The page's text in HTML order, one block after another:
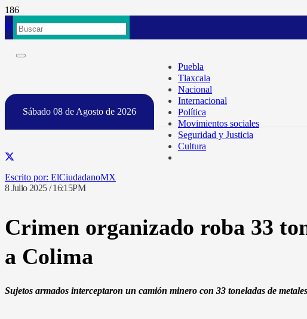
Sábado 08 de Agosto de 2026
Puebla
Tlaxcala
Nacional
Internacional
Política
Movimientos sociales
Seguridad y Justicia
Cultura
ElCiudadanoMX
8 Julio 2025 / 16:15PM
Crimen organizado roba 33
a Colima
Sujetos armados interceptaron un camión minero con 33 toneladas de